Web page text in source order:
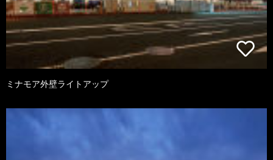
ミナモア外壁ライトアップ